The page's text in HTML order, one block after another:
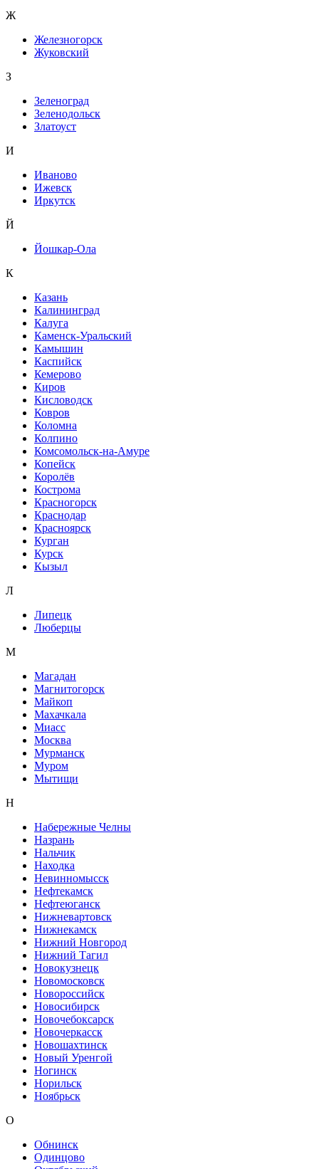
Ж
Железногорск
Жуковский
З
Зеленоград
Зеленодольск
Златоуст
И
Иваново
Ижевск
Иркутск
Й
Йошкар-Ола
К
Казань
Калининград
Калуга
Каменск-Уральский
Камышин
Каспийск
Кемерово
Киров
Кисловодск
Ковров
Коломна
Колпино
Комсомольск-на-Амуре
Копейск
Королёв
Кострома
Красногорск
Краснодар
Красноярск
Курган
Курск
Кызыл
Л
Липецк
Люберцы
М
Магадан
Магнитогорск
Майкоп
Махачкала
Миасс
Москва
Мурманск
Муром
Мытищи
Н
Набережные Челны
Назрань
Нальчик
Находка
Невинномысск
Нефтекамск
Нефтеюганск
Нижневартовск
Нижнекамск
Нижний Новгород
Нижний Тагил
Новокузнецк
Новомосковск
Новороссийск
Новосибирск
Новочебоксарск
Новочеркасск
Новошахтинск
Новый Уренгой
Ногинск
Норильск
Ноябрьск
О
Обнинск
Одинцово